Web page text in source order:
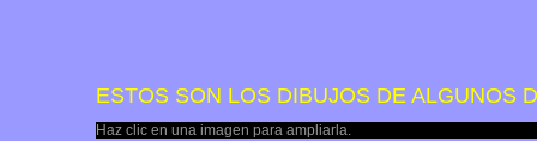
ESTOS SON LOS DIBUJOS DE ALGUNOS
Haz clic en una imagen para ampliarla.